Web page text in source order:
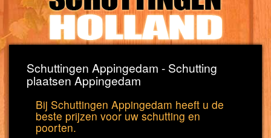
Schuttingen Appingedam - Schutting
plaatsen Appingedam
Bij Schuttingen Appingedam heeft u de
beste prijzen voor uw schutting en
poorten.